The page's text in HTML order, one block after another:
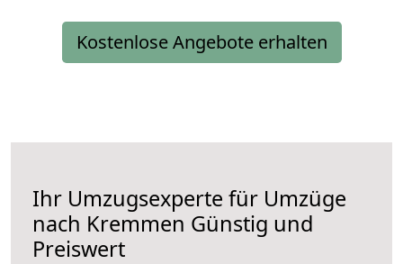
Kostenlose Angebote erhalten
Ihr Umzugsexperte für Umzüge
nach Kremmen Günstig und
Preiswert